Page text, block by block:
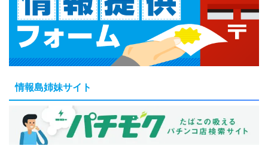
情報島姉妹サイト